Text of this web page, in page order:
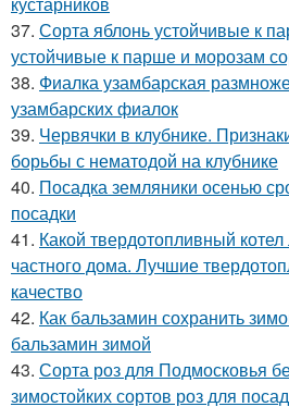
37. Сорта яблонь устойчивые к
устойчивые к парше и морозам
38. Фиалка узамбарская
узамбарских фиалок
39. Червячки в клубнике.
борьбы с нематодой на клубнике
40. Посадка земляники осенью
посадки
41. Какой твердотопливный
частного дома. Лучшие
качество
42. Как бальзамин сохранить
бальзамин зимой
43. Сорта роз для Подмосковья
зимостойких сортов роз для